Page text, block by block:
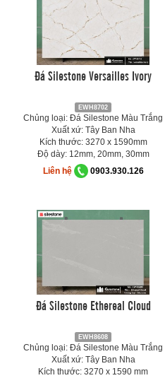
Đá Silestone Versailles Ivory
EWH8702
Chủng loại: Đá Silestone Màu Trắng
Xuất xứ: Tây Ban Nha
Kích thước: 3270 x 1590mm
Độ dày: 12mm, 20mm, 30mm
Liên hệ
0903.930.126
Đá Silestone Ethereal Cloud
EWH8608
Chủng loại: Đá Silestone Màu Trắng
Xuất xứ: Tây Ban Nha
Kích thước: 3270 x 1590 mm